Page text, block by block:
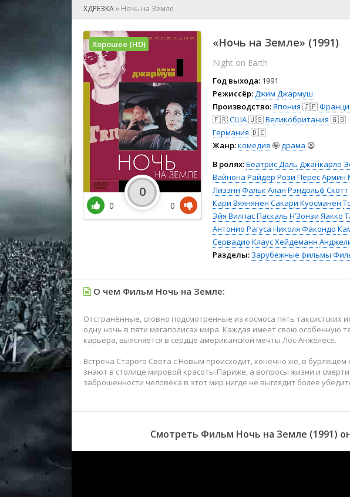
🕺 Мюзикл
👨‍💻 Реальное тв
🎤 Ток-шоу
🧙‍♀️ Фантастика
🏅 Церемония
ХДРЕЗКА» Ночь на Земле
«Ночь на Земле» (1991)
Night on Earth
Год выхода: 1991
Режиссёр:Джим Джармуш
Производство:Япония 🇯🇵
🇫🇷США🇺🇸Великобритания 🇬🇧
Германия 🇩🇪
Жанр:комедия 🤪драма 😫
В ролях:Беатрис Даль Джанкарло
Вайнона Райдер Рози ПересАрмин
Лизэнн Фальк Алан Рэндольф Скотт
Кари Вяянянен Сакари Куосманен
Эйя ВилпасПаскаль Н’Зонзи Яакко
Антонио Рагуса Николя Факондо
Сервадио Клаус Хейдеманн
Разделы: Зарубежные фильмы
Хорошее (HD)
0
0
0
О чем Фильм Ночь на Земле:
Отстранённые, словно подсмотренные из космоса пять таксистских
одну ночь в пяти мегаполисах мира. Каждая имеет свою особенную
карьера, выясняется в сердце американской мечты Лос-Анжелесе.
Встреча Старого Света с Новым происходит, конечно же, в
знают в столице мировой красоты Париже, а вопросы жизни и
заброшенности человека в этот мир нигде не выглядит более
Смотреть Фильм Ночь на Земле (1991)